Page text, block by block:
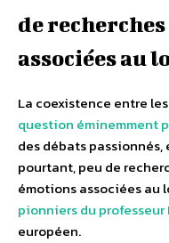
de
associées au
La coexistence entre
question éminemment
des débats
pourtant, peu de
émotions associées au
pionniers du
européen.